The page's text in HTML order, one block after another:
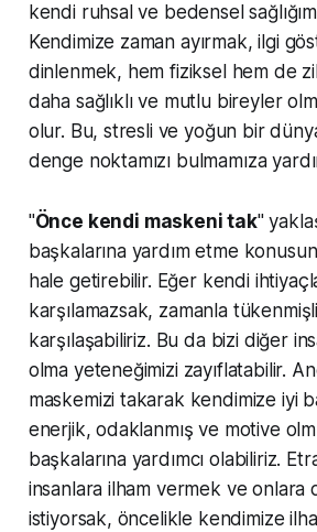
kendi ruhsal ve bedensel
Kendimize zaman ayırmak, ilgi
dinlenmek, hem fiziksel hem de
daha sağlıklı ve mutlu bireyler
olur. Bu, stresli ve yoğun bir
denge noktamızı bulmamıza
"Önce kendi maskeni tak"
başkalarına yardım etme
hale getirebilir. Eğer kendi
karşılamazsak, zamanla
karşılaşabiliriz. Bu da bizi diğer
olma yeteneğimizi zayıflatabilir.
maskemizi takarak kendimize iyi
enerjik, odaklanmış ve motive
başkalarına yardımcı olabiliriz.
insanlara ilham vermek ve onlara
istiyorsak, öncelikle kendimize